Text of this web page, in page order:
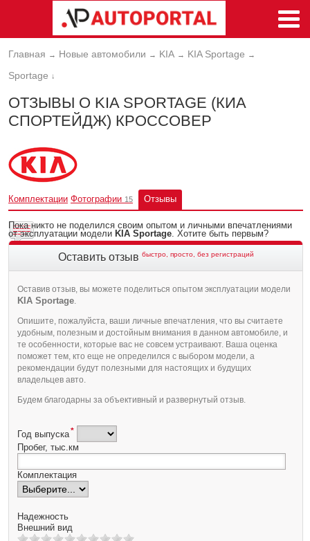
Главная → Новые автомобили → KIA → KIA Sportage →
Sportage ↓
ОТЗЫВЫ О KIA SPORTAGE (КИА
СПОРТЕЙДЖ) КРОССОВЕР
Комплектации Фотографии 15 Отзывы
Пока никто не поделился своим опытом и личными впечатлениями
от эксплуатации модели KIA Sportage . Хотите быть первым?
Оставить отзыв быстро, просто, без регистраций
Оставив отзыв, вы можете поделиться опытом эксплуатации модели
KIA Sportage.
Опишите, пожалуйста, ваши личные впечатления, что вы считаете
удобным, полезным и достойным внимания в данном автомобиле, и
те особенности, которые вас не совсем устраивают. Ваша оценка
поможет тем, кто еще не определился с выбором модели, а
рекомендации будут полезными для настоящих и будущих
владельцев авто.
Будем благодарны за объективный и развернутый отзыв.
Год выпуска*
Пробег, тыс.км
Комплектация
Надежность
Внешний вид